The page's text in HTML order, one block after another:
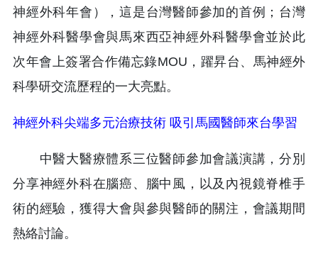
神經外科年會），這是台灣醫師參加的首例；台灣
神經外科醫學會與馬來西亞神經外科醫學會並於此
次年會上簽署合作備忘錄MOU，躍昇台、馬神經外
科學研交流歷程的一大亮點。
神經外科尖端多元治療技術 吸引馬國醫師來台學習
中醫大醫療體系三位醫師參加會議演講，分別
分享神經外科在腦癌、腦中風，以及內視鏡脊椎手
術的經驗，獲得大會與參與醫師的關注，會議期間
熱絡討論。